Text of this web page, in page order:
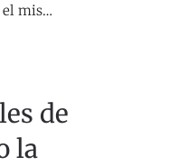
el mis…
de
la